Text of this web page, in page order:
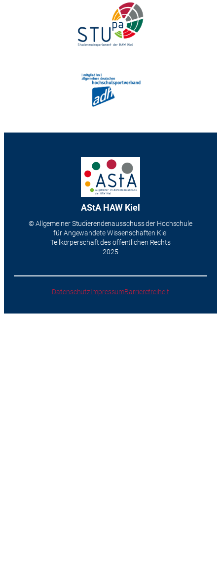
AStA HAW Kiel
© Allgemeiner Studierendenausschuss der Hochschule
für Angewandete Wissenschaften Kiel
Teilkörperschaft des öffentlichen Rechts
2025
DatenschutzImpressumBarrierefreiheit